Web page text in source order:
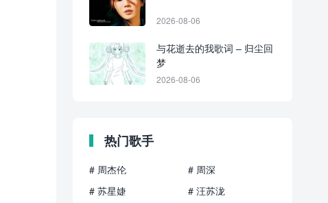
2026-08-06
与花逝去的我歌词 – 归尘回
梦
2026-08-06
热门歌手
# 周杰伦
# 周深
# 苏星婕
# 汪苏泷